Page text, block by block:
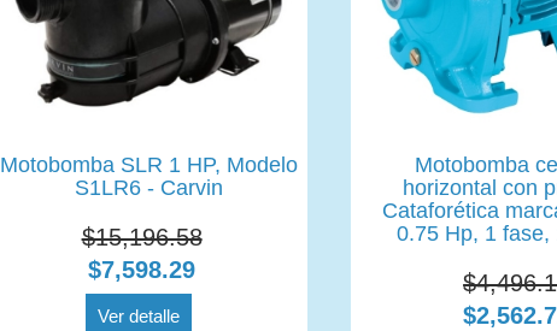
Motobomba SLR 1 HP, Modelo
S1LR6 - Carvin
$15,196.58
$7,598.29
Ver detalle
Motobomba
horizontal con
Cataforética
0.75 Hp, 1 fase,